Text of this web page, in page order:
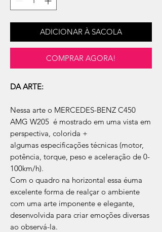
ADICIONAR À SACOLA
COMPRAR AGORA!
DA ARTE:
Nessa arte o MERCEDES-BENZ C450
AMG W205 é mostrado em uma vista em
perspectiva, colorida +
algumas especificações técnicas (motor,
potência, torque, peso e aceleração de 0-
100km/h).
Com o quadro na horizontal essa éuma
excelente forma de realçar o ambiente
com uma arte imponente e elegante,
desenvolvida para criar emoções diversas
ao observá-la.